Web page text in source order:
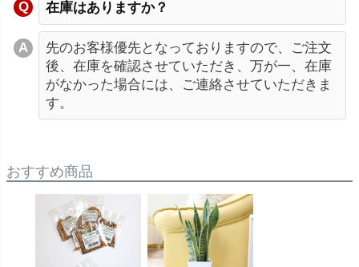
在庫はありますか？
先のお客様優先となっておりますので、ご注文
後、在庫を確認させていただき、万が一、在庫
がなかった場合には、ご連絡させていただきま
す。
おすすめ商品